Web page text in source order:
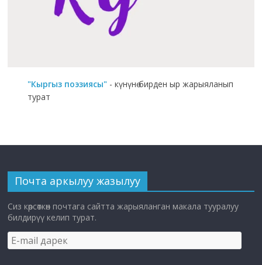
"Кыргыз поэзиясы" - күнүнө бирден ыр жарыяланып
турат
Почта аркылуу жазылуу
Сиз көрсөткөн почтага сайтта жарыяланган макала тууралуу
билдирүү келип турат.
E-
mail